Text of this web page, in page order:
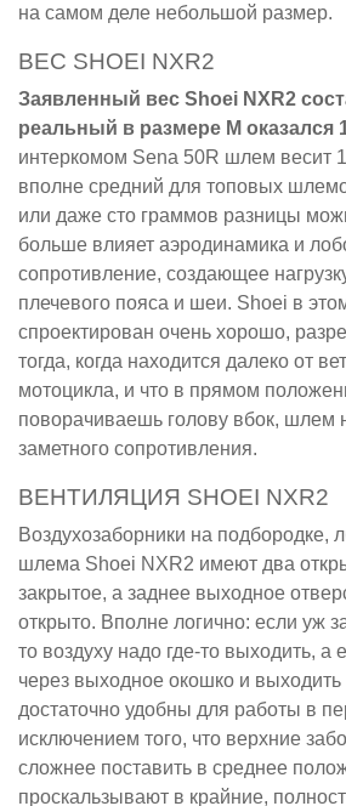
на самом деле небольшой размер.
ВЕС SHOEI NXR2
Заявленный вес Shoei NXR2
реальный в размере M оказался
интеркомом Sena 50R шлем весит
вполне средний для топовых
или даже сто граммов разницы
больше влияет аэродинамика и
сопротивление, создающее
плечевого пояса и шеи. Shoei в
спроектирован очень хорошо,
тогда, когда находится далеко от
мотоцикла, и что в прямом
поворачиваешь голову вбок, шлем
заметного сопротивления.
ВЕНТИЛЯЦИЯ SHOEI NXR2
Воздухозаборники на подбородке,
шлема Shoei NXR2 имеют два
закрытое, а заднее выходное
открыто. Вполне логично: если уж
то воздуху надо где-то выходить, а
через выходное окошко и
достаточно удобны для работы в
исключением того, что верхние
сложнее поставить в среднее
проскальзывают в крайние,